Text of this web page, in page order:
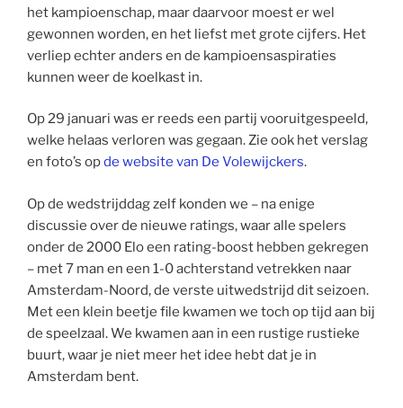
het kampioenschap, maar daarvoor moest er wel
gewonnen worden, en het liefst met grote cijfers. Het
verliep echter anders en de kampioensaspiraties
kunnen weer de koelkast in.
Op 29 januari was er reeds een partij vooruitgespeeld,
welke helaas verloren was gegaan. Zie ook het verslag
en foto’s opde website van De Volewijckers.
Op de wedstrijddag zelf konden we – na enige
discussie over de nieuwe ratings, waar alle spelers
onder de 2000 Elo een rating-boost hebben gekregen
– met 7 man en een 1-0 achterstand vetrekken naar
Amsterdam-Noord, de verste uitwedstrijd dit seizoen.
Met een klein beetje file kwamen we toch op tijd aan bij
de speelzaal. We kwamen aan in een rustige rustieke
buurt, waar je niet meer het idee hebt dat je in
Amsterdam bent.